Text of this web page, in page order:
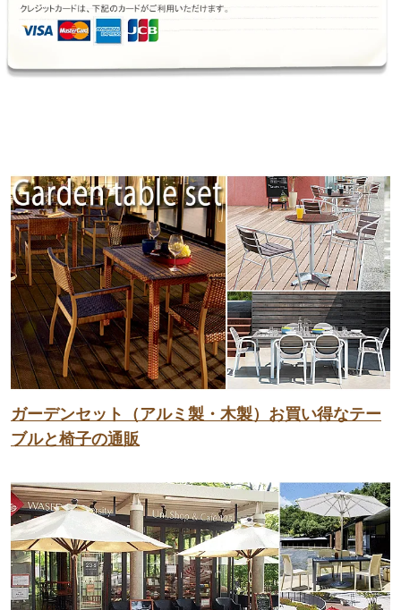
ガーデンセット（アルミ製・木製）お買い得なテー
ブルと椅子の通販